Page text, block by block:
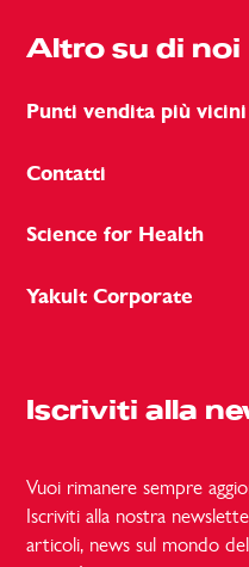
Altro su di noi
Punti vendita più vicini
Contatti
Science for Health
Yakult Corporate
Iscriviti alla
Vuoi rimanere sempre
Iscriviti alla nostra
articoli, news sul mondo